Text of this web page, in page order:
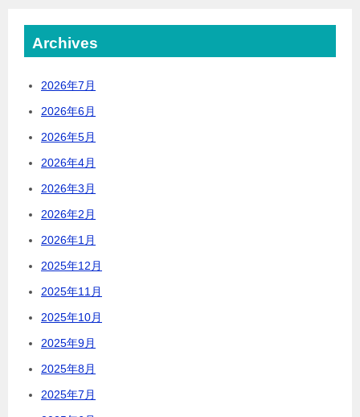
Archives
2026年7月
2026年6月
2026年5月
2026年4月
2026年3月
2026年2月
2026年1月
2025年12月
2025年11月
2025年10月
2025年9月
2025年8月
2025年7月